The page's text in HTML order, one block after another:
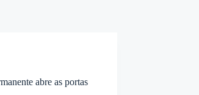
abre as portas